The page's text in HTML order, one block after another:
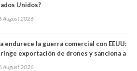
Unidos?
August 2026
endurece la guerra comercial con EEUU:
exportación de drones y sanciona a
August 2026